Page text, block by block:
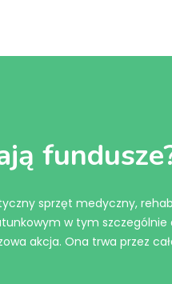
sprzęt medyczny,
w tym szczególnie
akcja. Ona trwa przez